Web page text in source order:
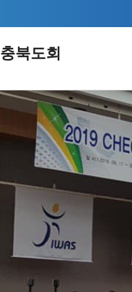
충북도회
자료실
KPTA웹진
공통서식
정책자료
통계자료